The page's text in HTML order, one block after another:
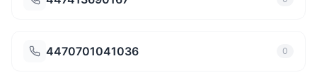
4470701041036 0